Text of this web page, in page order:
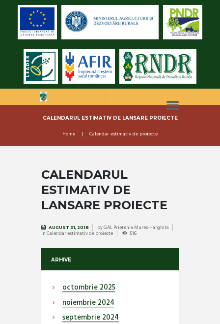
CALENDARUL ESTIMATIV DE LANSARE PROIECTE
Home Calendar estimativ de proiecte
CALENDARUL
ESTIMATIV DE
LANSARE PROIECTE
AUGUST 31, 2018 byGAL Prietenia Mures-Harghita
inCalendar estimativ de proiecte 516
ARHIVE
octombrie 2025
noiembrie 2024
septembrie 2024